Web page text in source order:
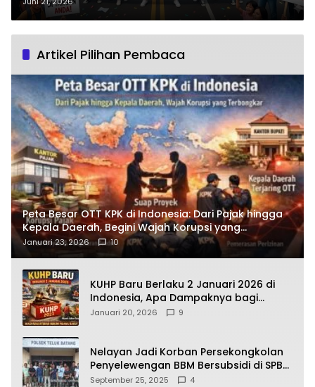
Rakyat?
Artikel Pilihan Pembaca
Peta Besar OTT KPK di Indonesia: Dari Pajak hingga
Kepala Daerah, Begini Wajah Korupsi yang
Terbongkar
Januari 23, 2026 10
KUHP Baru Berlaku 2 Januari 2026 di
Indonesia, Apa Dampaknya bagi
Kehidupan Warga? Ini Aturan Kunci
Januari 20, 2026 9
Nelayan Jadi Korban Persekongkolan
Penyelewengan BBM Bersubsidi di SPBU
64.78809 Teluk Batang
September 25, 2025 4